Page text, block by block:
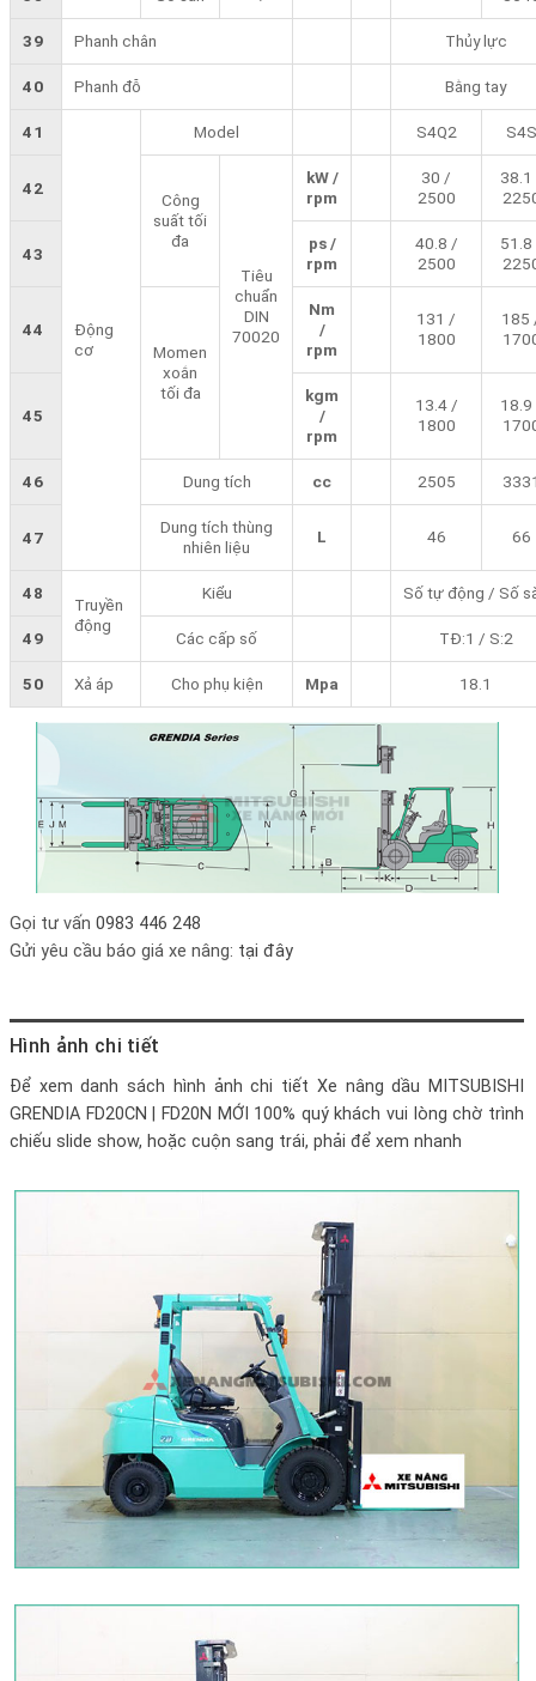
39 Phanh chân Thủy lực
40 Phanh đỗ Bằng tay
41
Động
cơ
Model S4Q2 S4S
42
Công
suất tối
đa
Tiêu
chuẩn
DIN
70020
kW /
rpm
30 /
2500
43
ps /
rpm
40.8 /
2500
44
Momen
xoắn
tối đa
Nm
/
rpm
131 /
1800
185
45
kgm
/
rpm
13.4 /
1800
46 Dung tích cc 2505
47
Dung tích thùng
nhiên liệu
L 46 66
48
Truyền
động
Kiểu Số tự động / Số
49 Các cấp số TĐ:1 / S:2
50 Xả áp Cho phụ kiện Mpa 18.1
Gọi tư vấn 0983 446 248
Gửi yêu cầu báo giá xe nâng: tại đây
Hình ảnh chi tiết
Để xem danh sách hình ảnh chi tiết Xe nâng dầu MITSUBISHI
GRENDIA FD20CN | FD20N MỚI 100% quý khách vui lòng chờ trình
chiếu slide show, hoặc cuộn sang trái, phải để xem nhanh